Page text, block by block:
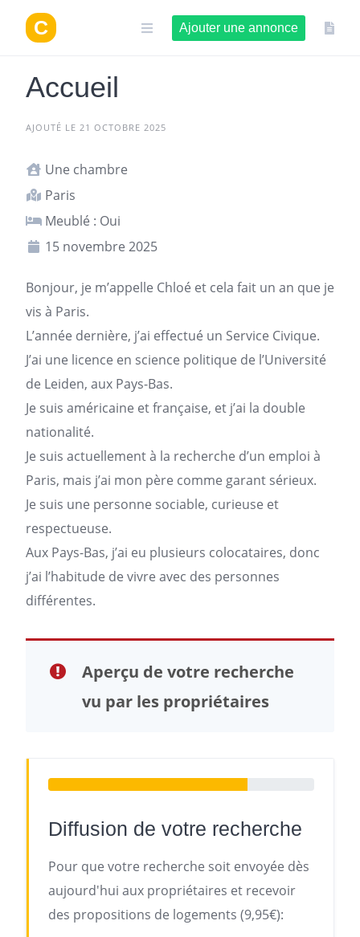
contenu
Ajouter une annonce
Accueil
AJOUTÉ LE 21 OCTOBRE 2025
Une chambre
Paris
Meublé : Oui
15 novembre 2025
Bonjour, je m’appelle Chloé et cela fait un an que je
vis à Paris.
L’année dernière, j’ai effectué un Service Civique.
J’ai une licence en science politique de l’Université
de Leiden, aux Pays-Bas.
Je suis américaine et française, et j’ai la double
nationalité.
Je suis actuellement à la recherche d’un emploi à
Paris, mais j’ai mon père comme garant sérieux.
Je suis une personne sociable, curieuse et
respectueuse.
Aux Pays-Bas, j’ai eu plusieurs colocataires, donc
j’ai l’habitude de vivre avec des personnes
différentes.
Aperçu de votre recherche
vu par les propriétaires
Diffusion de votre recherche
Pour que votre recherche soit envoyée dès
aujourd'hui aux propriétaires et recevoir
des propositions de logements (9,95€):